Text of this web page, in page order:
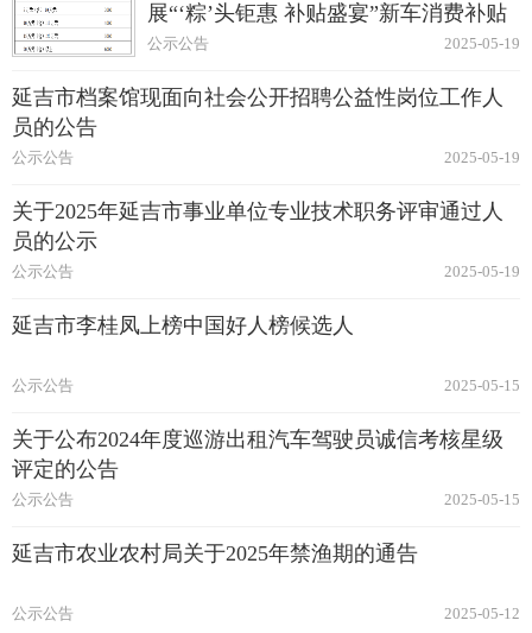
展“‘粽’头钜惠 补贴盛宴”新车消费补贴
活动
2025-05-19
公示公告
延吉市档案馆现面向社会公开招聘公益性岗位工作人
员的公告
2025-05-19
公示公告
关于2025年延吉市事业单位专业技术职务评审通过人
员的公示
2025-05-19
公示公告
延吉市李桂凤上榜中国好人榜候选人
2025-05-15
公示公告
关于公布2024年度巡游出租汽车驾驶员诚信考核星级
评定的公告
2025-05-15
公示公告
延吉市农业农村局关于2025年禁渔期的通告
2025-05-12
公示公告